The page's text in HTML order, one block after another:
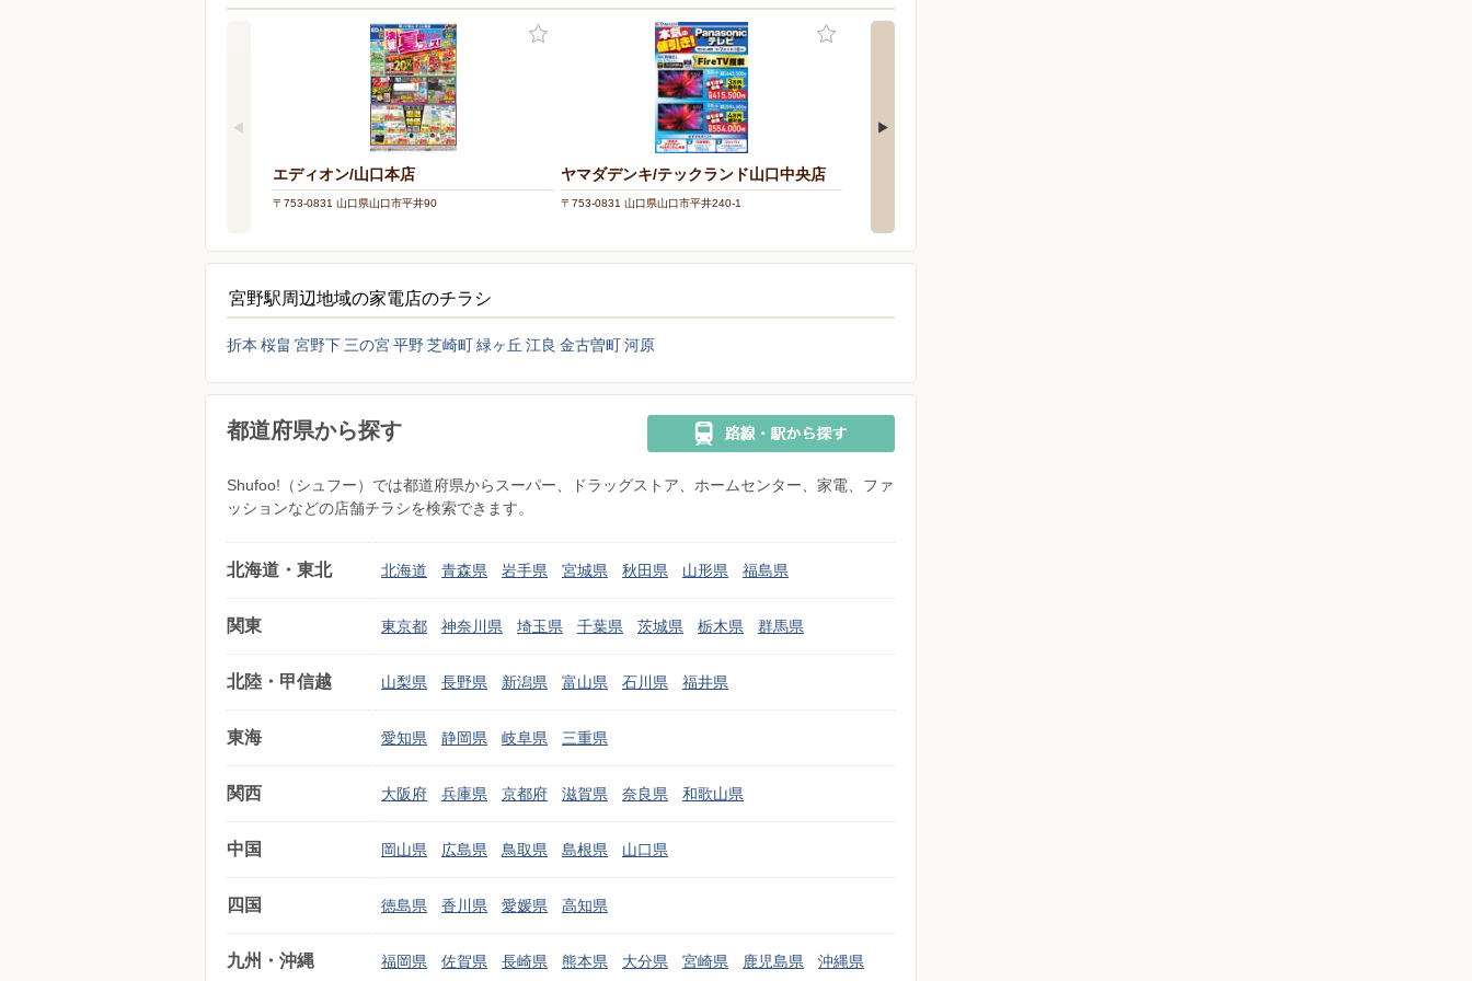
エディオン/山口本店
〒753-0831 山口県山口市平井90
ヤマダデンキ/テックランド山口中央店
〒753-0831 山口県山口市平井240-1
宮野駅周辺地域の家電店のチラシ
折本 桜畠 宮野下 三の宮平野芝崎町緑ヶ丘 江良 金古曽町河原
都道府県から探す
Shufoo!（シュフー）では都道府県からスーパー、ドラッグストア、ホームセンター、家電、ファ
ッションなどの店舗チラシを検索できます。
北海道・東北 北海道 青森県 岩手県 宮城県 秋田県 山形県 福島県
関東 東京都 神奈川県 埼玉県 千葉県 茨城県 栃木県 群馬県
北陸・甲信越 山梨県 長野県 新潟県 富山県 石川県 福井県
東海 愛知県 静岡県 岐阜県 三重県
関西 大阪府 兵庫県 京都府 滋賀県 奈良県 和歌山県
中国 岡山県 広島県 鳥取県 島根県 山口県
四国 徳島県 香川県 愛媛県 高知県
九州・沖縄 福岡県 佐賀県 長崎県 熊本県 大分県 宮崎県 鹿児島県 沖縄県